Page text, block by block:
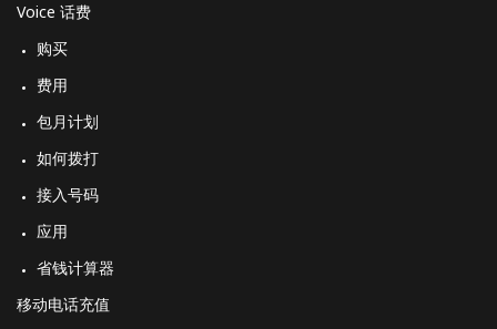
Voice 话费
购买
费用
包月计划
如何拨打
接入号码
应用
省钱计算器
移动电话充值